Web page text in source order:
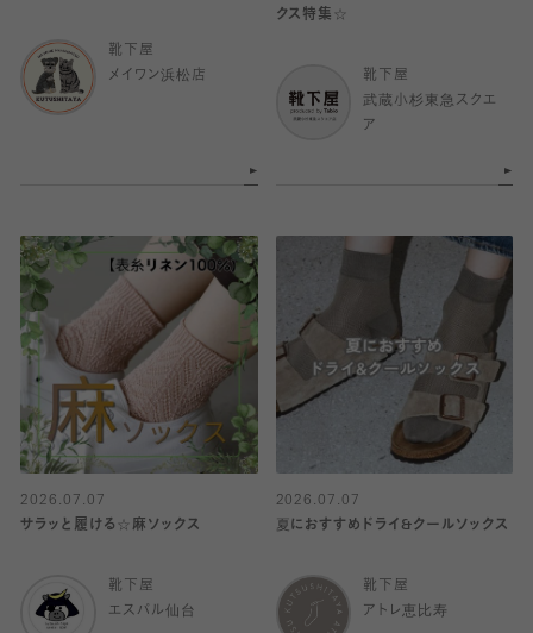
靴下屋
メイワン浜松店
クス特集☆
靴下屋
武蔵小杉東急スクエ
ア
2026.07.07
サラッと履ける☆麻ソックス
靴下屋
エスパル仙台
2026.07.07
夏におすすめドライ&クールソックス
靴下屋
アトレ恵比寿